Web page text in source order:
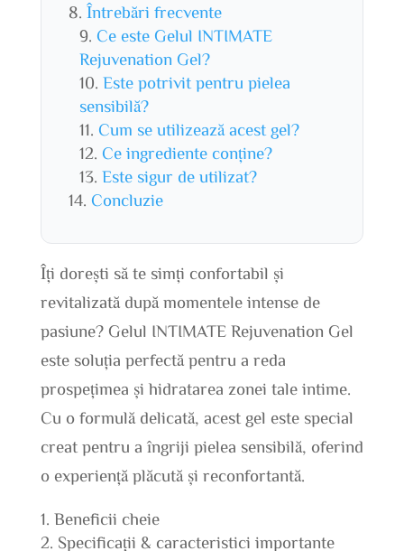
Întrebări frecvente
Ce este Gelul INTIMATE
Rejuvenation Gel?
Este potrivit pentru pielea
sensibilă?
Cum se utilizează acest gel?
Ce ingrediente conține?
Este sigur de utilizat?
Concluzie
Îți dorești să te simți confortabil și
revitalizată după momentele intense de
pasiune? Gelul INTIMATE Rejuvenation Gel
este soluția perfectă pentru a reda
prospețimea și hidratarea zonei tale intime.
Cu o formulă delicată, acest gel este special
creat pentru a îngriji pielea sensibilă, oferind
o experiență plăcută și reconfortantă.
Beneficii cheie
Specificații & caracteristici importante